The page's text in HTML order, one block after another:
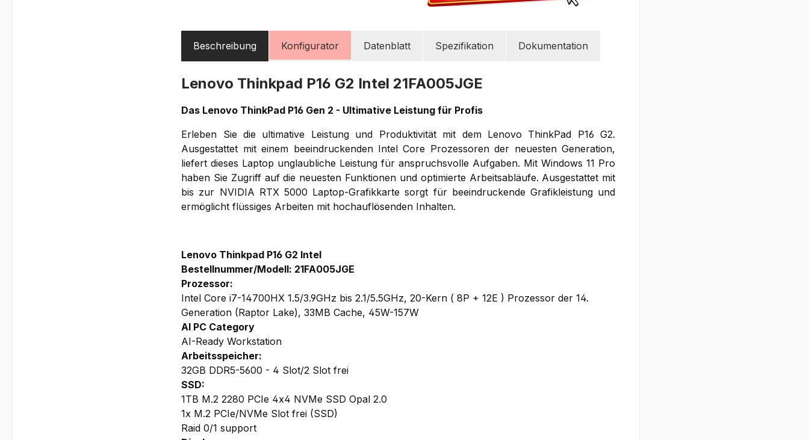
Beschreibung Konfigurator Datenblatt Spezifikation Dokumentation
Lenovo Thinkpad P16 G2 Intel 21FA005JGE
Das Lenovo ThinkPad P16 Gen 2 - Ultimative Leistung für Profis
Erleben Sie die ultimative Leistung und Produktivität mit dem Lenovo ThinkPad P16 G2.
Ausgestattet mit einem beeindruckenden Intel Core Prozessoren der neuesten Generation,
liefert dieses Laptop unglaubliche Leistung für anspruchsvolle Aufgaben. Mit Windows 11 Pro
haben Sie Zugriff auf die neuesten Funktionen und optimierte Arbeitsabläufe. Ausgestattet mit
bis zur NVIDIA RTX 5000 Laptop-Grafikkarte sorgt für beeindruckende Grafikleistung und
ermöglicht flüssiges Arbeiten mit hochauflösenden Inhalten.
Lenovo Thinkpad P16 G2 Intel
Bestellnummer/Modell: 21FA005JGE
Prozessor:
Intel Core i7-14700HX 1.5/3.9GHz bis 2.1/5.5GHz, 20-Kern ( 8P + 12E ) Prozessor der 14.
Generation (Raptor Lake), 33MB Cache, 45W-157W
AI PC Category
AI-Ready Workstation
Arbeitsspeicher:
32GB DDR5-5600 - 4 Slot/2 Slot frei
SSD:
1TB M.2 2280 PCIe 4x4 NVMe SSD Opal 2.0
1x M.2 PCIe/NVMe Slot frei (SSD)
Raid 0/1 support